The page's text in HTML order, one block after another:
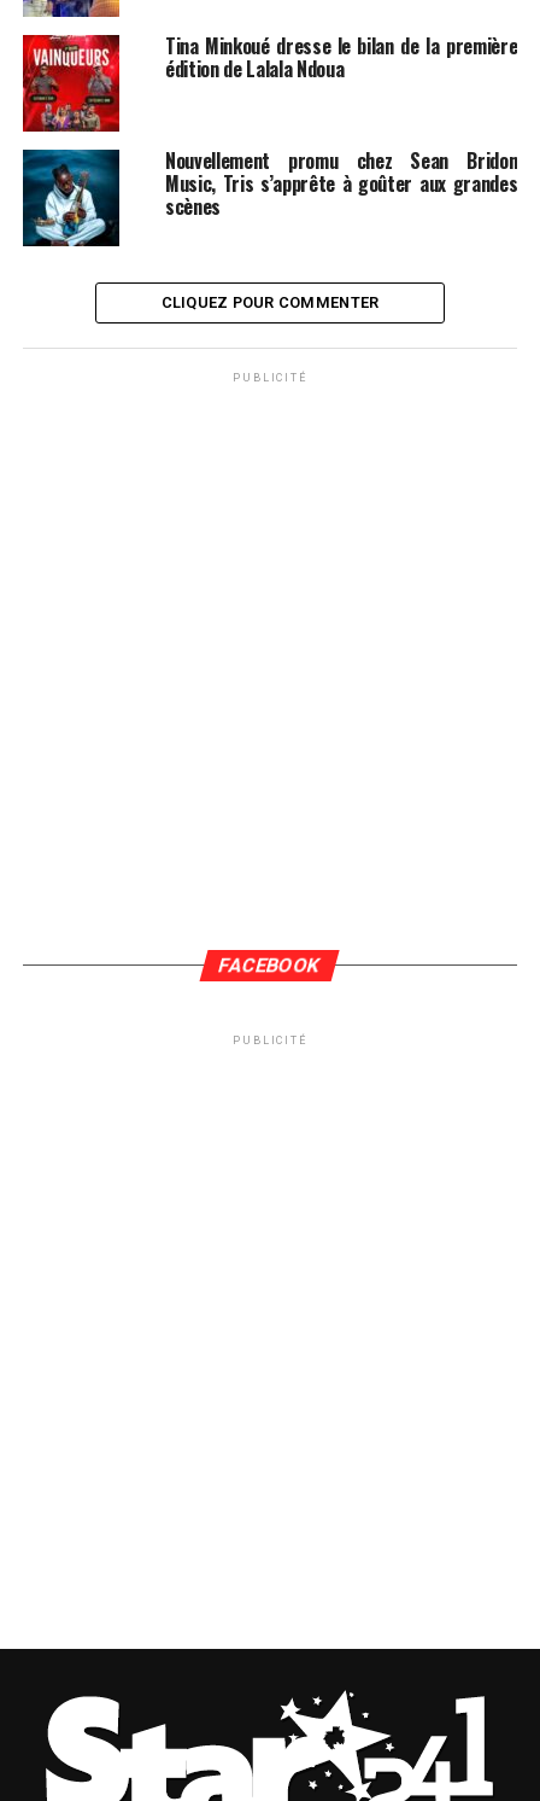
Tina Minkoué dresse le bilan de la première
édition de Lalala Ndoua
Nouvellement promu chez Sean Bridon
Music, Tris s’apprête à goûter aux grandes
scènes
CLIQUEZ POUR COMMENTER
PUBLICITÉ
FACEBOOK
PUBLICITÉ